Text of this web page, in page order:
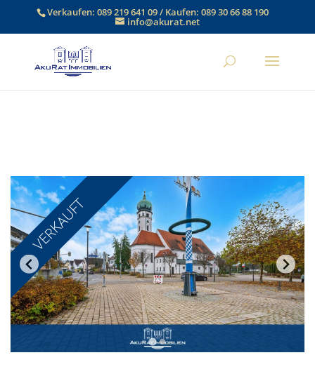
Verkaufen:089 219 641 09/ Kaufen:089 30 66 88 190
info@akurat.net
VERKAUFT